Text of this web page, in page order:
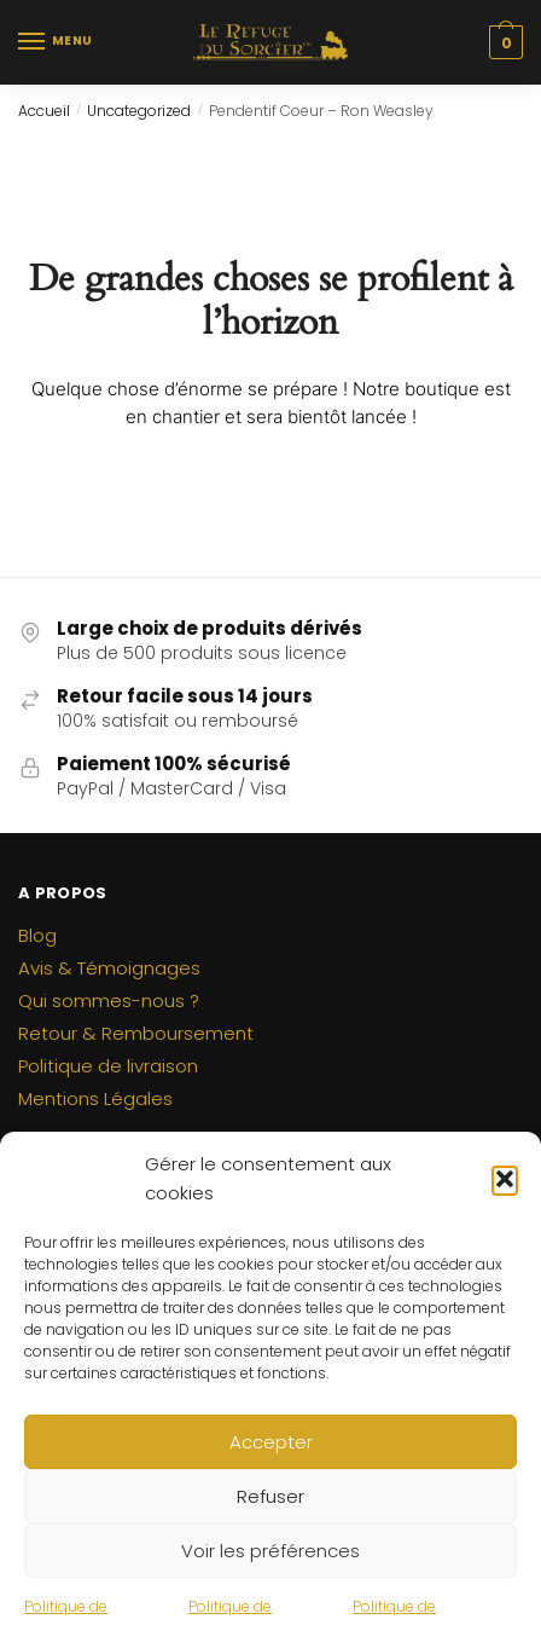
Gérer le consentement aux
cookies
Pour offrir les meilleures expériences, nous utilisons des
technologies telles que les cookies pour stocker et/ou accéder aux
informations des appareils. Le fait de consentir à ces technologies
nous permettra de traiter des données telles que le comportement
de navigation ou les ID uniques sur ce site. Le fait de ne pas
consentir ou de retirer son consentement peut avoir un effet négatif
sur certaines caractéristiques et fonctions.
Accepter
Refuser
Voir les préférences
Politique de Politique de Politique de
MENU 0
Accueil / Uncategorized / Pendentif Coeur – Ron Weasley
De grandes choses se profilent à
l’horizon
Quelque chose d’énorme se prépare ! Notre boutique est
en chantier et sera bientôt lancée !
Large choix de produits dérivés
Plus de 500 produits sous licence
Retour facile sous 14 jours
100% satisfait ou remboursé
Paiement 100% sécurisé
PayPal / MasterCard / Visa
A PROPOS
Blog
Avis & Témoignages
Qui sommes-nous ?
Retour & Remboursement
Politique de livraison
Mentions Légales
Contact
C.G.V
Suivre ma commande
CONTACT
Un problème ? Une question ? Le Refuge du Sorcier™ est
à votre disposition 7j/7 et 24h/24.
Notre règle d’or ? Un client 100% satisfait.
© Le Refuge du Sorcier™